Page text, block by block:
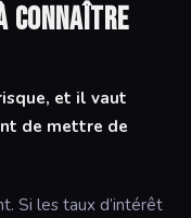
connaître
et il vaut
de mettre de
Si les taux d’intérêt